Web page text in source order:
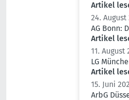
Artikel
24. August
AG Bonn:
Artikel
11. August
LG
Artikel
15. Juni
ArbG